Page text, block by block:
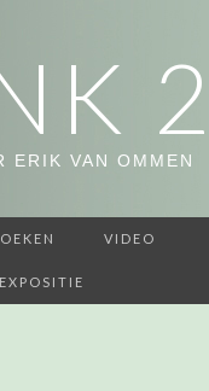
2
ERIK VAN OMMEN
VIDEO
EXPOSITIE